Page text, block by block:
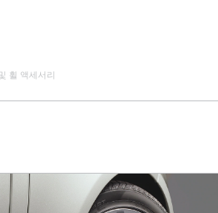
휠 액세서리